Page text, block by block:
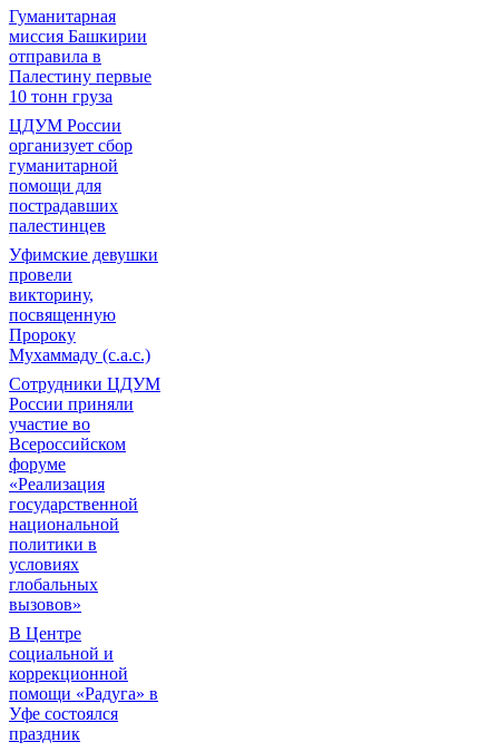
Гуманитарная
миссия Башкирии
отправила в
Палестину первые
10 тонн груза
ЦДУМ России
организует сбор
гуманитарной
помощи для
пострадавших
палестинцев
Уфимские девушки
провели
викторину,
посвященную
Пророку
Мухаммаду (с.а.с.)
Сотрудники ЦДУМ
России приняли
участие во
Всероссийском
форуме
«Реализация
государственной
национальной
политики в
условиях
глобальных
вызовов»
В Центре
социальной и
коррекционной
помощи «Радуга» в
Уфе состоялся
праздник